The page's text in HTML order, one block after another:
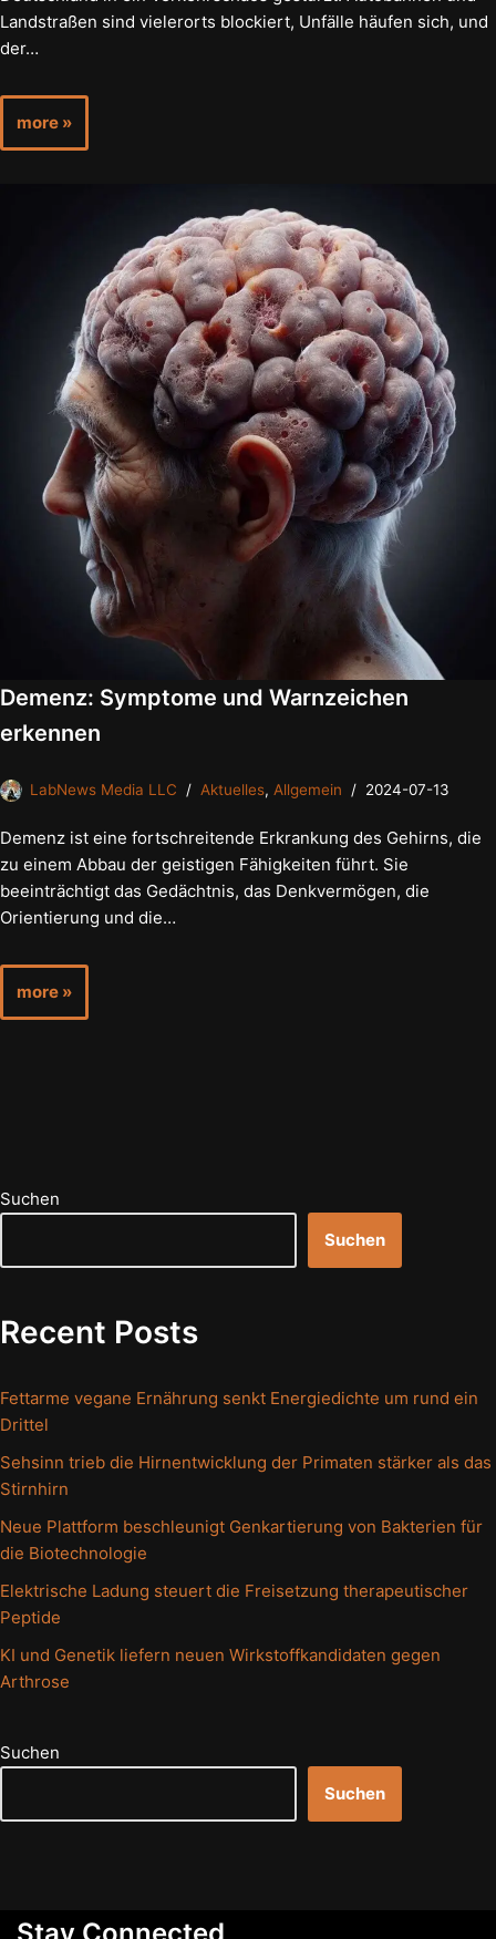
Landstraßen sind vielerorts blockiert, Unfälle häufen sich, und
der…
more »
Demenz: Symptome und Warnzeichen
erkennen
LabNews Media LLC Aktuelles, Allgemein 2024-07-13
Demenz ist eine fortschreitende Erkrankung des Gehirns, die
zu einem Abbau der geistigen Fähigkeiten führt. Sie
beeinträchtigt das Gedächtnis, das Denkvermögen, die
Orientierung und die…
more »
Suchen
Suchen
Recent Posts
Fettarme vegane Ernährung senkt Energiedichte um rund ein
Drittel
Sehsinn trieb die Hirnentwicklung der Primaten stärker als das
Stirnhirn
Neue Plattform beschleunigt Genkartierung von Bakterien für
die Biotechnologie
Elektrische Ladung steuert die Freisetzung therapeutischer
Peptide
KI und Genetik liefern neuen Wirkstoffkandidaten gegen
Arthrose
Suchen
Suchen